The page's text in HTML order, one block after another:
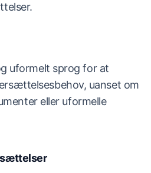
uformelt sprog for at
uanset om
eller uformelle